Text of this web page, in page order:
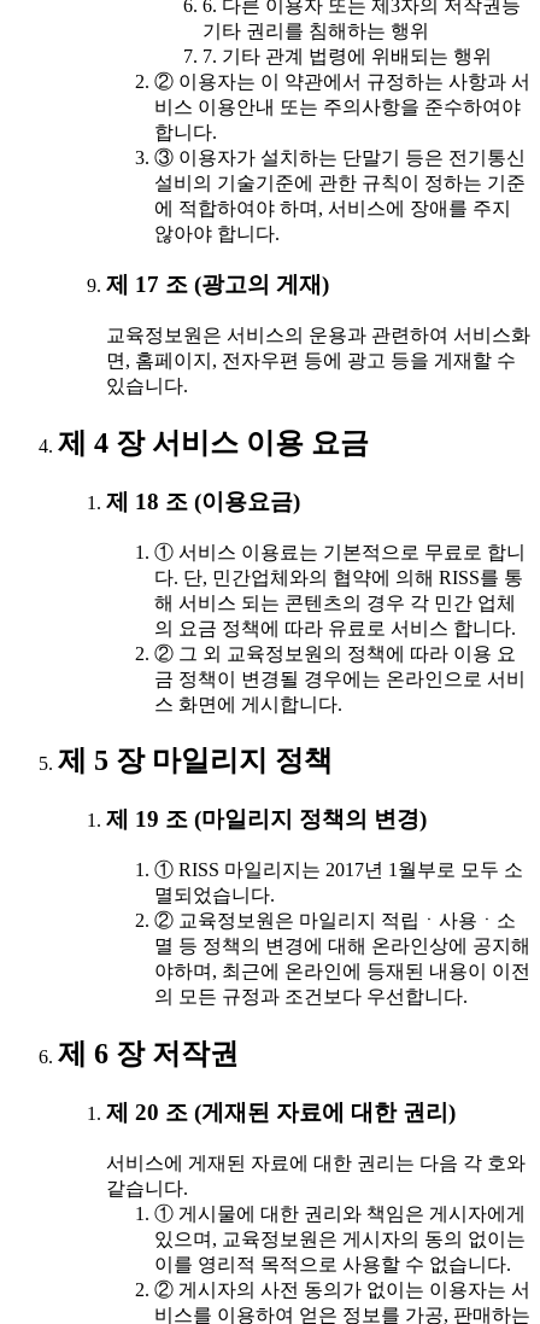
6. 다른 이용자 또는 제3자의 저작권등
기타 권리를 침해하는 행위
7. 기타 관계 법령에 위배되는 행위
② 이용자는 이 약관에서 규정하는 사항과 서
비스 이용안내 또는 주의사항을 준수하여야
합니다.
③ 이용자가 설치하는 단말기 등은 전기통신
설비의 기술기준에 관한 규칙이 정하는 기준
에 적합하여야 하며, 서비스에 장애를 주지
않아야 합니다.
제 17 조 (광고의 게재)
교육정보원은 서비스의 운용과 관련하여 서비스화
면, 홈페이지, 전자우편 등에 광고 등을 게재할 수
있습니다.
제 4 장 서비스 이용 요금
제 18 조 (이용요금)
① 서비스 이용료는 기본적으로 무료로 합니
다. 단, 민간업체와의 협약에 의해 RISS를 통
해 서비스 되는 콘텐츠의 경우 각 민간 업체
의 요금 정책에 따라 유료로 서비스 합니다.
② 그 외 교육정보원의 정책에 따라 이용 요
금 정책이 변경될 경우에는 온라인으로 서비
스 화면에 게시합니다.
제 5 장 마일리지 정책
제 19 조 (마일리지 정책의 변경)
① RISS 마일리지는 2017년 1월부로 모두 소
멸되었습니다.
② 교육정보원은 마일리지 적립ㆍ사용ㆍ소
멸 등 정책의 변경에 대해 온라인상에 공지해
야하며, 최근에 온라인에 등재된 내용이 이전
의 모든 규정과 조건보다 우선합니다.
제 6 장 저작권
제 20 조 (게재된 자료에 대한 권리)
서비스에 게재된 자료에 대한 권리는 다음 각 호와
같습니다.
① 게시물에 대한 권리와 책임은 게시자에게
있으며, 교육정보원은 게시자의 동의 없이는
이를 영리적 목적으로 사용할 수 없습니다.
② 게시자의 사전 동의가 없이는 이용자는 서
비스를 이용하여 얻은 정보를 가공, 판매하는